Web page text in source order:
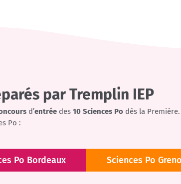
par Tremplin IEP
d’entrée des 10 Sciences Po dès la
Po :
Po Bordeaux Sciences Po